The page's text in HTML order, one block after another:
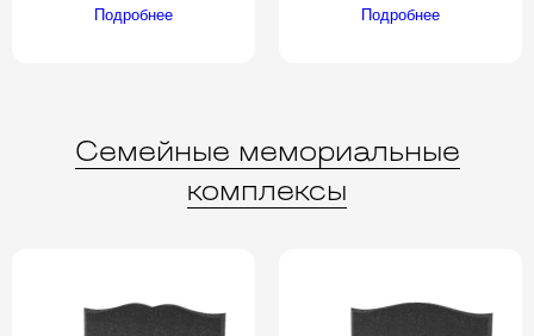
Подробнее Подробнее
Семейные мемориальные
комплексы